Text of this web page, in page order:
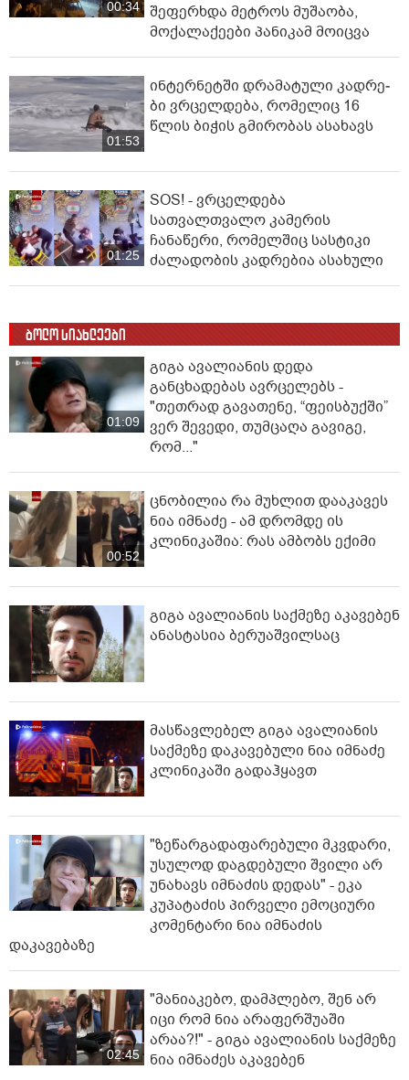
00:34
შეფერხდა მეტროს მუშაობა,
მოქალაქეები პანიკამ მოიცვა
01:53
ინ­ტერ­ნეტ­ში დრა­მა­ტუ­ლი კად­რე­
ბი ვრცელდება, რომელიც 16
წლის ბიჭის გმირობას ასახავს
01:25
SOS! - ვრცელდება
სათვალთვალო კამერის
ჩანაწერი, რომელშიც სასტიკი
ძალადობის კადრებია ასახული
ბოლო სიახლეები
01:09
გიგა ავალიანის დედა
განცხადებას ავრცელებს -
"თეთრად გავათენე, “ფეისბუქში”
ვერ შევედი, თუმცაღა გავიგე,
რომ..."
00:52
ცნობილია რა მუხლით დააკავეს
ნია იმნაძე - ამ დრომდე ის
კლინიკაშია: რას ამბობს ექიმი
გიგა ავალიანის საქმეზე აკავებენ
ანასტასია ბერუაშვილსაც
მასწავლებელ გიგა ავალიანის
საქმეზე დაკავებული ნია იმნაძე
კლინიკაში გადაჰყავთ
"ზეწარგადაფარებული მკვდარი,
უსულოდ დაგდებული შვილი არ
უნახავს იმნაძის დედას" - ეკა
კუპატაძის პირველი ემოციური
კომენტარი ნია იმნაძის
დაკავებაზე
02:45
"მანიაკებო, დამპლებო, შენ არ
იცი რომ ნია არაფერშუაში
არაა?!" - გიგა ავალიანის საქმეზე
ნია იმნაძეს აკავებენ